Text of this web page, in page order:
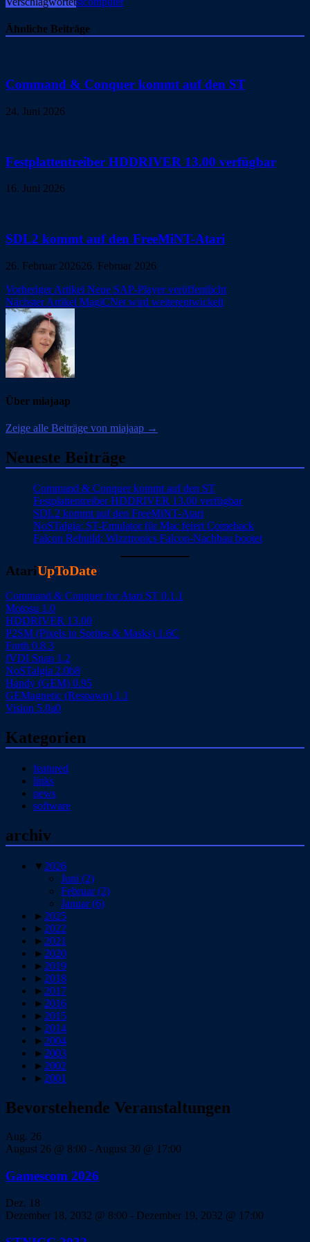
Ähnliche Beiträge
Command & Conquer kommt auf den ST
24. Juni 2026
Festplattentreiber HDDRIVER 13.00 verfügbar
16. Juni 2026
SDL2 kommt auf den FreeMiNT-Atari
26. Februar 202626. Februar 2026
Beitragsnavigation
Vorheriger Artikel Neue SAP-Player veröffentlicht
Nächster Artikel MagiCNet wird weiterentwickelt
Über miajaap
Zeige alle Beiträge von miajaap →
Neueste Beiträge
Command & Conquer kommt auf den ST
Festplattentreiber HDDRIVER 13.00 verfügbar
SDL2 kommt auf den FreeMiNT-Atari
NoSTalgia: ST-Emulator für Mac feiert Comeback
Falcon Rebuild: Wizztronics Falcon-Nachbau bootet
AtariUpToDate
Command & Conquer for Atari ST 0.1.1
Motosu 1.0
HDDRIVER 13.00
P2SM (Pixels to Sprites & Masks) 1.6C
Forth 0.8.3
fVDI Snap 1.2
NoSTalgia 2.0b8
Handy (GEM) 0.95
GEMagnetic (Respawn) 1.1
Vision 5.0a0
Kategorien
featured
links
news
software
archiv
▼ 2026
Juni (2)
Februar(2)
Januar(6)
► 2025
► 2022
► 2021
► 2020
► 2019
► 2018
► 2017
► 2016
► 2015
► 2014
► 2004
► 2003
► 2002
► 2001
Bevorstehende Veranstaltungen
Aug. 26
August 26 @ 8:00 -August 30 @ 17:00
Gamescom 2026
Dez. 18
Dezember 18, 2032 @ 8:00 - Dezember 19, 2032 @ 17:00